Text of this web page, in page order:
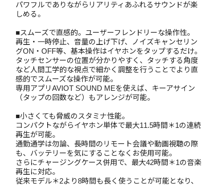
パワフルでありながらリアリティあふれるサウンドが楽
しめる。
■スムーズで直感的。ユーザーフレンドリーな操作性。
再生・一時停止、音量の上げ下げ、ノイズキャンセリン
グON・OFF等、基本操作はイヤホンをタップするだけ。
タッチセンサーの位置が分かりやすく、タッチする角度
など人間工学的な視点で細かく調整を行うことでより直
感的でスムーズな操作が可能。
専用アプリAVIOT SOUND MEを使えば、キーアサイン
（タップの回数など）もアレンジが可能。
■小さくても脅威のスタミナ性能。
コンパクトながらイヤホン単体で最大11.5時間＊1の連続
再生が可能。
通勤通学は勿論、長時間のリモート会議や動画視聴の際
も、バッテリーを気にすることなくお使用可能。
さらにチャージングケース併用で、最大42時間＊1の音楽
再生に対応。
従来モデル＊2より8時間も長く使うことが可能となり、